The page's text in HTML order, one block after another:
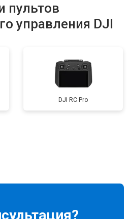
пультов
управления DJI
DJI RC Pro